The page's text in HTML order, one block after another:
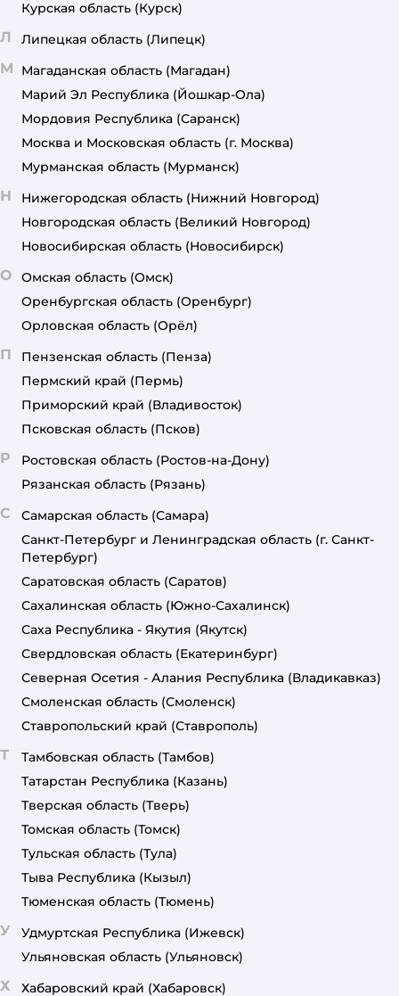
Курская область (Курск)
Л Липецкая область (Липецк)
М Магаданская область (Магадан)
Марий Эл Республика (Йошкар-Ола)
Мордовия Республика (Саранск)
Москва и Московская область (г. Москва)
Мурманская область (Мурманск)
Н Нижегородская область (Нижний Новгород)
Новгородская область (Великий Новгород)
Новосибирская область (Новосибирск)
О Омская область (Омск)
Оренбургская область (Оренбург)
Орловская область (Орёл)
П Пензенская область (Пенза)
Пермский край (Пермь)
Приморский край (Владивосток)
Псковская область (Псков)
Р Ростовская область (Ростов-на-Дону)
Рязанская область (Рязань)
С Самарская область (Самара)
Санкт-Петербург и Ленинградская область (г. Санкт-
Петербург)
Саратовская область (Саратов)
Сахалинская область (Южно-Сахалинск)
Саха Республика - Якутия (Якутск)
Свердловская область (Екатеринбург)
Северная Осетия - Алания Республика (Владикавказ)
Смоленская область (Смоленск)
Ставропольский край (Ставрополь)
Т Тамбовская область (Тамбов)
Татарстан Республика (Казань)
Тверская область (Тверь)
Томская область (Томск)
Тульская область (Тула)
Тыва Республика (Кызыл)
Тюменская область (Тюмень)
У Удмуртская Республика (Ижевск)
Ульяновская область (Ульяновск)
Х Хабаровский край (Хабаровск)